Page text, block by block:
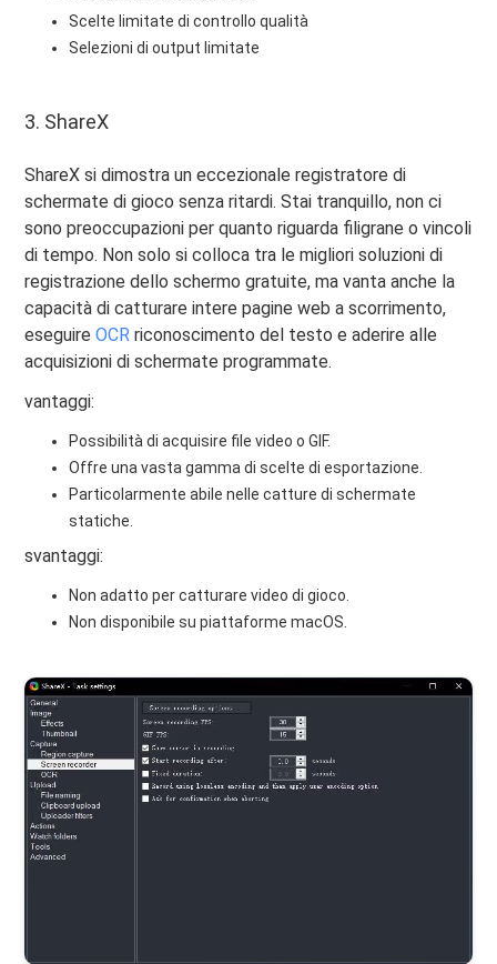
Scelte limitate di controllo qualità
Selezioni di output limitate
3. ShareX
ShareX si dimostra un eccezionale registratore di
schermate di gioco senza ritardi. Stai tranquillo, non ci
sono preoccupazioni per quanto riguarda filigrane o vincoli
di tempo. Non solo si colloca tra le migliori soluzioni di
registrazione dello schermo gratuite, ma vanta anche la
capacità di catturare intere pagine web a scorrimento,
eseguireOCR riconoscimento del testo e aderire alle
acquisizioni di schermate programmate.
vantaggi:
Possibilità di acquisire file video o GIF.
Offre una vasta gamma di scelte di esportazione.
Particolarmente abile nelle catture di schermate
statiche.
svantaggi:
Non adatto per catturare video di gioco.
Non disponibile su piattaforme macOS.